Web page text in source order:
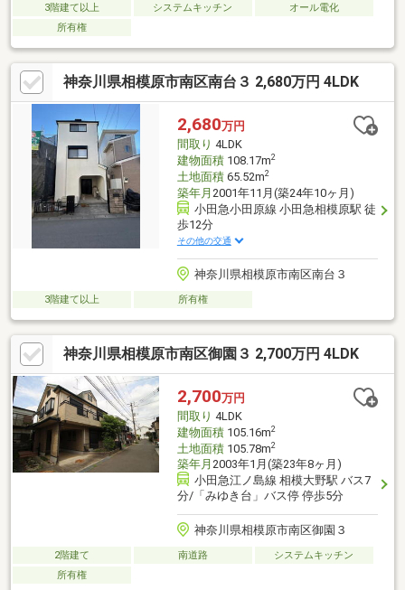
3階建て以上 システムキッチン
オール電化
所有権
神奈川県相模原市南区南台３ 2,680万円 4LDK
2,680万円
間取り 4LDK
建物面積108.17m2
土地面積65.52m2
築年月 2001年11月(築24年10ヶ月)
小田急小田原線 小田急相模原駅 徒
歩12分
その他の交通
神奈川県相模原市南区南台３
3階建て以上 所有権
神奈川県相模原市南区御園３ 2,700万円 4LDK
2,700万円
間取り 4LDK
建物面積105.16m2
土地面積105.78m2
築年月 2003年1月(築23年8ヶ月)
小田急江ノ島線 相模大野駅 バス7
分/「みゆき台」バス停 停歩5分
神奈川県相模原市南区御園３
2階建て 南道路
システムキッチン
所有権